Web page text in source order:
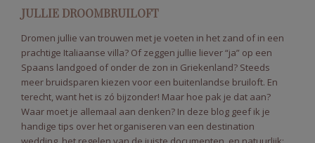
JULLIE DROOMBRUILOFT
Dromen jullie van trouwen met je voeten in het zand of in een
prachtige Italiaanse villa? Of zeggen jullie liever “ja” op een
Spaans landgoed of onder de zon in Griekenland? Steeds
meer bruidsparen kiezen voor een buitenlandse bruiloft. En
terecht, want het is zó bijzonder! Maar hoe pak je dat aan?
Waar moet je allemaal aan denken? In deze blog geef ik je
handige tips over het organiseren van een destination